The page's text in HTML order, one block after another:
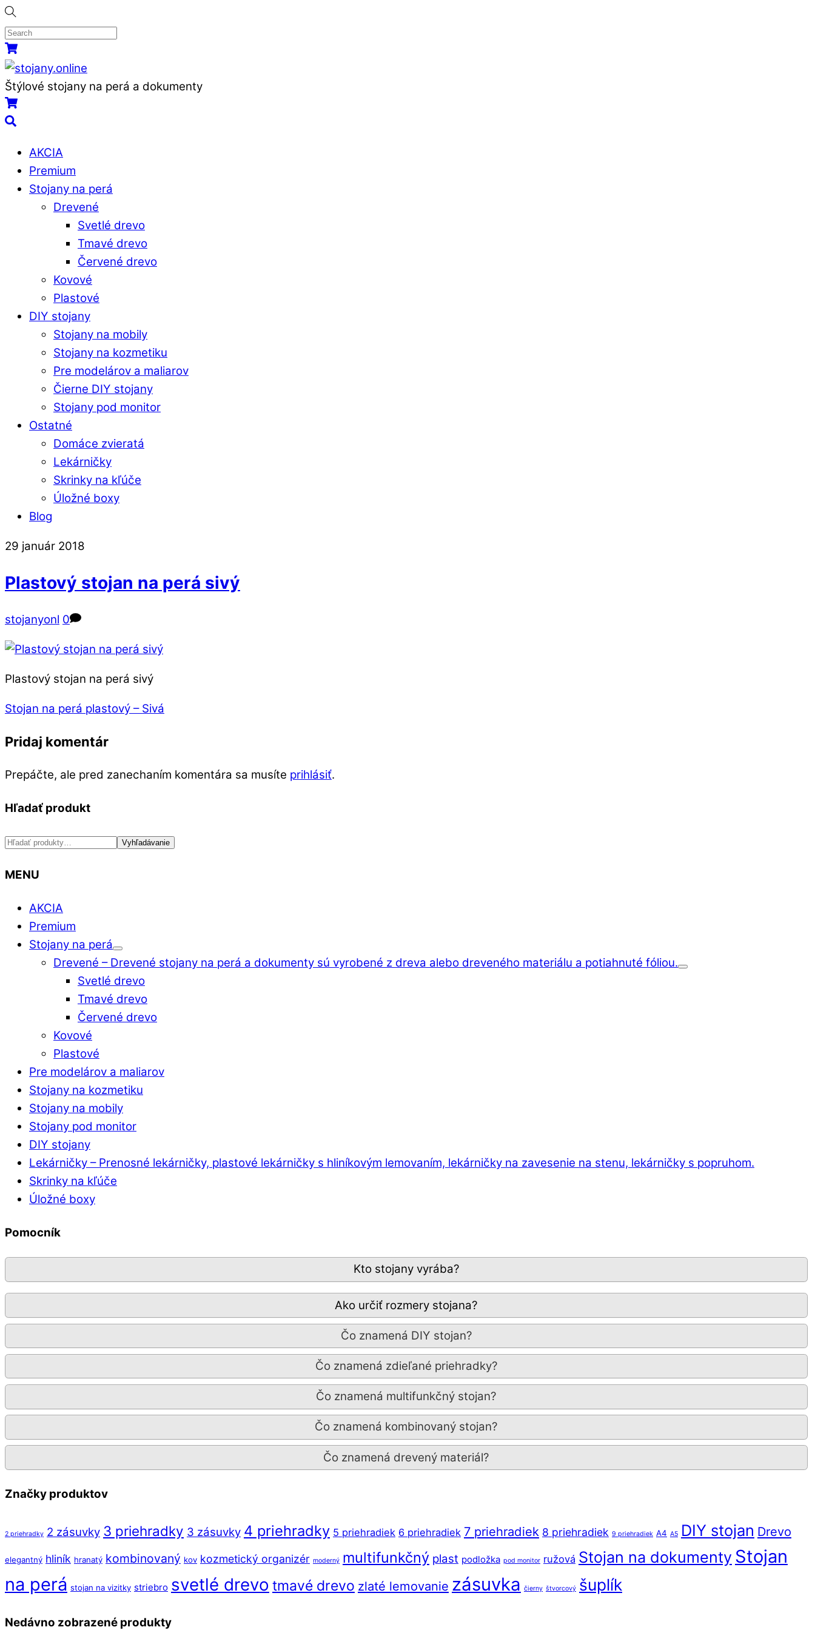
Skip
to
content
MenuKošík
Štýlové stojany na perá a dokumenty
Košík
Search
AKCIA
Premium
Stojany na perá
Drevené
Svetlé drevo
Tmavé drevo
Červené drevo
Kovové
Plastové
DIY stojany
Stojany na mobily
Stojany na kozmetiku
Pre modelárov a maliarov
Čierne DIY stojany
Stojany pod monitor
Ostatné
Domáce zvieratá
Lekárničky
Skrinky na kľúče
Úložné boxy
Blog
Close
Close
29 január 2018
Plastový stojan na perá sivý
stojanyonl 0
Plastový stojan na perá sivý
Stojan na perá plastový – Sivá
Pridaj komentár
Prepáčte, ale pred zanechaním komentára sa musíte prihlásiť.
Hľadať produkt
Hľadať: Vyhľadávanie
MENU
AKCIA
Premium
Stojany na perá
Drevené – Drevené stojany na perá a dokumenty sú vyrobené z dreva alebo dreveného materiálu a potiahnuté fóliou.
Svetlé drevo
Tmavé drevo
Červené drevo
Kovové
Plastové
Pre modelárov a maliarov
Stojany na kozmetiku
Stojany na mobily
Stojany pod monitor
DIY stojany
Lekárničky – Prenosné lekárničky, plastové lekárničky s hliníkovým lemovaním, lekárničky na zavesenie na stenu, lekárničky s popruhom.
Skrinky na kľúče
Úložné boxy
Pomocník
Kto stojany vyrába?
Ako určiť rozmery stojana?
Čo znamená DIY stojan?
Čo znamená zdieľané priehradky?
Čo znamená multifunkčný stojan?
Čo znamená kombinovaný stojan?
Čo znamená drevený materiál?
Značky produktov
2 priehradky 2 zásuvky 3 priehradky 3 zásuvky 4 priehradky 5 priehradiek 6 priehradiek 7 priehradiek 8 priehradiek 9 priehradiek A4 A5 DIY stojan Drevo
elegantný hliník hranatý kombinovaný kov kozmetický organizér moderný multifunkčný plast podložka pod monitor ružová Stojan na dokumenty Stojan
na perá stojan na vizitky striebro svetlé drevo tmavé drevo zlaté lemovanie zásuvka čierny štvorcový šuplík
Nedávno zobrazené produkty